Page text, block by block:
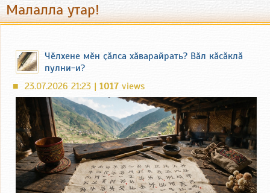
Малалла утар!
Чӗлхене мӗн ҫӑлса хӑварайрать? Вӑл кӑсӑклӑ
пулни-и?
■ 23.07.2026 21:23 | 1017 views